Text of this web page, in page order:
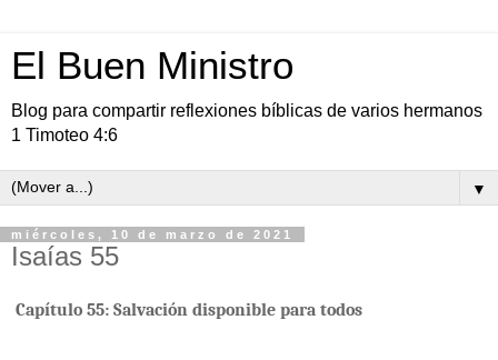
El Buen Ministro
Blog para compartir reflexiones bíblicas de varios hermanos
1 Timoteo 4:6
▼
miércoles, 10 de marzo de 2021
Isaías 55
Capítulo 55: Salvación disponible para todos